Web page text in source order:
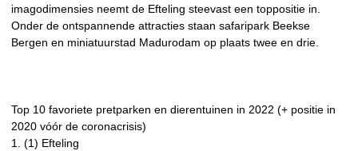
imagodimensies neemt de Efteling steevast een toppositie in.
Onder de ontspannende attracties staan safaripark Beekse
Bergen en miniatuurstad Madurodam op plaats twee en drie.
Top 10 favoriete pretparken en dierentuinen in 2022 (+ positie in
2020 vóór de coronacrisis)
1. (1) Efteling